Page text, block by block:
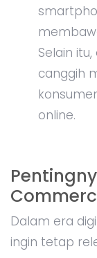
Selain
canggih
online.
Dalam era
ingin tetap